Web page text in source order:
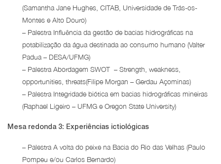
(Samantha Jane Hughes, CITAB, Universidade de Trás-os-
Montes e Alto Douro)
– Palestra Influência da gestão de bacias hidrográficas na
potabilização da água destinada ao consumo humano (Valter
Padua – DESA/UFMG)
– Palestra Abordagem SWOT – Strength, weakness,
opportunities, threats(Filipe Morgan – Gerdau Açominas)
– Palestra Integridade biótica em bacias hidrográficas mineiras
(Raphael Ligeiro – UFMG e Oregon State University)
Mesa redonda 3: Experiências ictiológicas
– Palestra A volta do peixe na Bacia do Rio das Velhas (Paulo
Pompeu e/ou Carlos Bernardo)